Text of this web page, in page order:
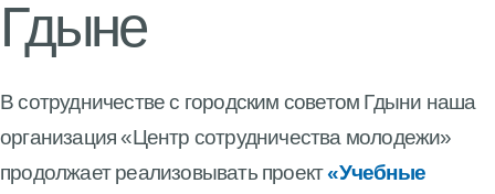
Гдыне
В сотрудничестве с городским советом Гдыни наша
организация «Центр сотрудничества молодежи»
продолжает реализовывать проект«Учебные